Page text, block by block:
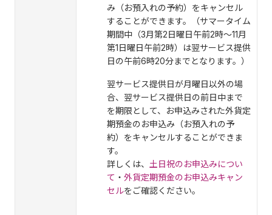
み（お預入れの予約）をキャンセル
することができます。（サマータイム
期間中（3月第2日曜日午前2時～11月
第1日曜日午前2時）は翌サービス提供
日の午前6時20分までとなります。）
翌サービス提供日が月曜日以外の場
合、翌サービス提供日の前日中まで
を期限として、お申込みされた外貨定
期預金のお申込み（お預入れの予
約）をキャンセルすることができま
す。
詳しくは、 土日祝のお申込みについ
て ・ 外貨定期預金のお申込みキャン
セルをご確認ください。